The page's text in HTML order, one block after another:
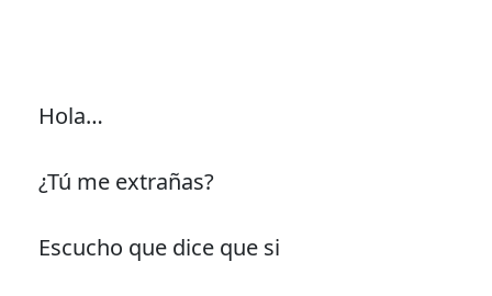
Hola…
¿Tú me extrañas?
Escucho que dice que si